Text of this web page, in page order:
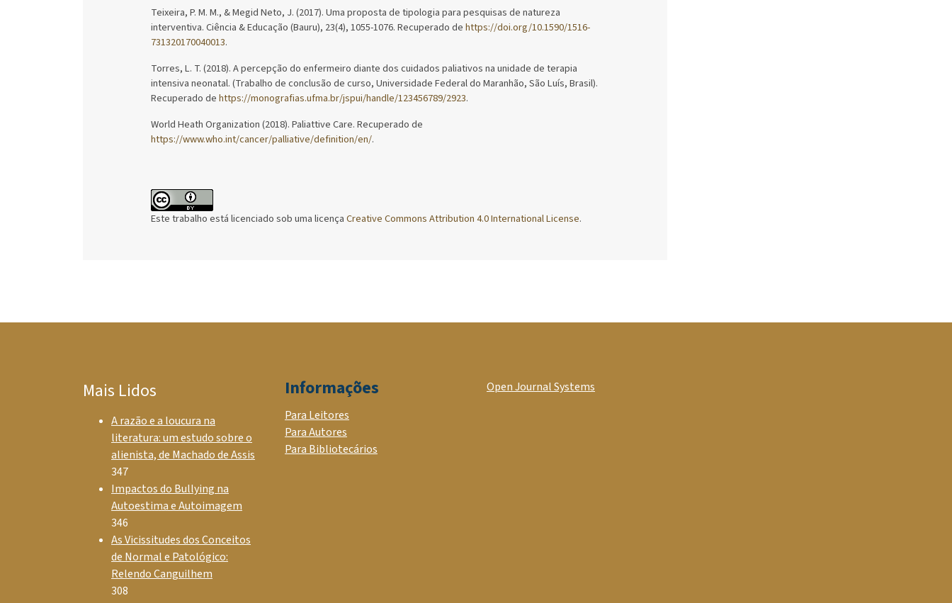
Teixeira, P. M. M., & Megid Neto, J. (2017). Uma proposta de tipologia para pesquisas de natureza
interventiva. Ciência & Educação (Bauru), 23(4), 1055-1076. Recuperado dehttps://doi.org/10.1590/1516-
731320170040013.
Torres, L. T. (2018). A percepção do enfermeiro diante dos cuidados paliativos na unidade de terapia
intensiva neonatal. (Trabalho de conclusão de curso, Universidade Federal do Maranhão, São Luís, Brasil).
Recuperado dehttps://monografias.ufma.br/jspui/handle/123456789/2923.
World Heath Organization (2018). Paliattive Care. Recuperado de
https://www.who.int/cancer/palliative/definition/en/.
Este trabalho está licenciado sob uma licençaCreative Commons Attribution 4.0 International License.
Mais Lidos
A razão e a loucura na
literatura: um estudo sobre o
alienista, de Machado de Assis
347
Impactos do Bullying na
Autoestima e Autoimagem
346
As Vicissitudes dos Conceitos
de Normal e Patológico:
Relendo Canguilhem
308
Informações
Para Leitores
Para Autores
Para Bibliotecários
Open Journal Systems